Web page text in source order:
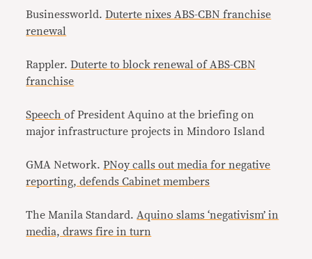
Businessworld.Duterte nixes ABS-CBN franchise
renewal
Rappler.Duterte to block renewal of ABS-CBN
franchise
Speechof President Aquino at the briefing on
major infrastructure projects in Mindoro Island
GMA Network.PNoy calls out media for negative
reporting, defends Cabinet members
The Manila Standard. Aquino slams ‘negativism’ in
media, draws fire in turn